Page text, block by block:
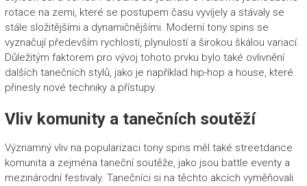
rotace na zemi, které se postupem času vyvíjely a stávaly se
stále složitějšími a dynamičnějšími. Moderní tony spins se
vyznačují především rychlostí, plynulostí a širokou škálou variací.
Důležitým faktorem pro vývoj tohoto prvku bylo také ovlivnění
dalších tanečních stylů, jako je například hip-hop a house, které
přinesly nové techniky a přístupy.
Vliv komunity a tanečních soutěží
Významný vliv na popularizaci tony spins měl také streetdance
komunita a zejména taneční soutěže, jako jsou battle eventy a
mezinárodní festivaly. Tanečníci si na těchto akcích vyměňovali